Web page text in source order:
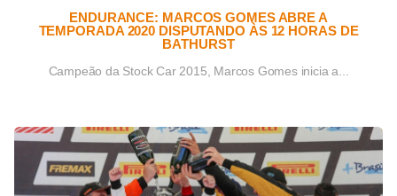
ENDURANCE: MARCOS GOMES ABRE A
TEMPORADA 2020 DISPUTANDO ÀS 12 HORAS DE
BATHURST
Campeão da Stock Car 2015, Marcos Gomes inicia a...